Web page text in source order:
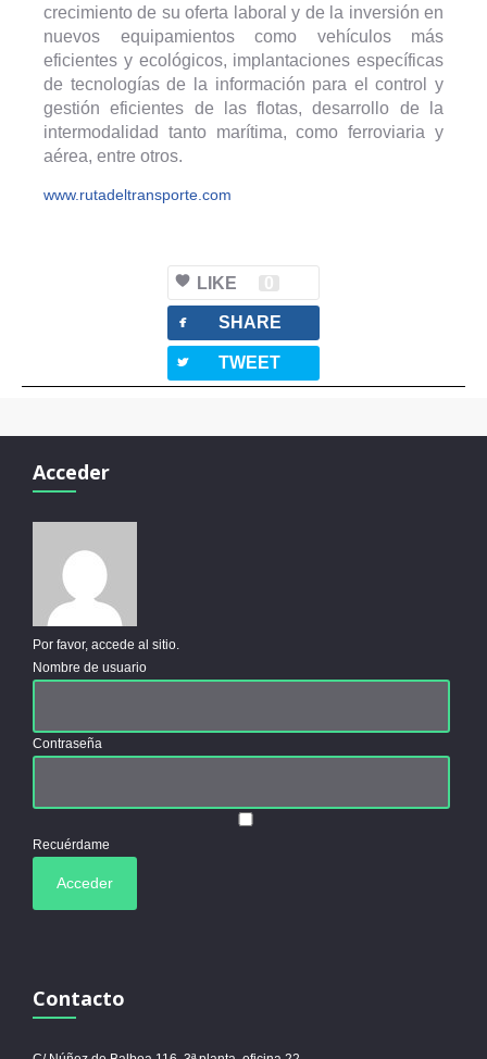
crecimiento de su oferta laboral y de la inversión en
nuevos equipamientos como vehículos más
eficientes y ecológicos, implantaciones específicas
de tecnologías de la información para el control y
gestión eficientes de las flotas, desarrollo de la
intermodalidad tanto marítima, como ferroviaria y
aérea, entre otros.
www.rutadeltransporte.com
LIKE 0
facebook SHARE
twitterbird TWEET
Acceder
Por favor, accede al sitio.
Nombre de usuario
Contraseña
Recuérdame
Contacto